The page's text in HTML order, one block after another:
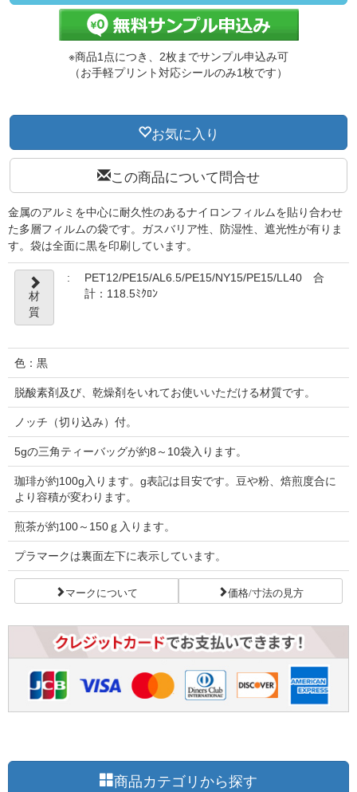
※商品1点につき、2枚までサンプル申込み可
（お手軽プリント対応シールのみ1枚です）
お気に入り
この商品について問合せ
金属のアルミを中心に耐久性のあるナイロンフィルムを貼り合わせ
た多層フィルムの袋です。ガスバリア性、防湿性、遮光性が有りま
す。袋は全面に黒を印刷しています。
材
質
:
PET12/PE15/AL6.5/PE15/NY15/PE15/LL40 合
計：118.5ﾐｸﾛﾝ
色：黒
脱酸素剤及び、乾燥剤をいれてお使いいただける材質です。
ノッチ（切り込み）付。
5gの三角ティーバッグが約8～10袋入ります。
珈琲が約100g入ります。g表記は目安です。豆や粉、焙煎度合に
より容積が変わります。
煎茶が約100～150ｇ入ります。
プラマークは裏面左下に表示しています。
マークについて 価格/寸法の見方
商品カテゴリから探す